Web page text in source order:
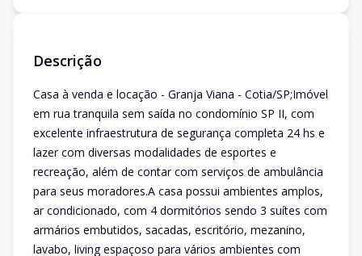
Descrição
Casa à venda e locação - Granja Viana - Cotia/SP;Imóvel
em rua tranquila sem saída no condomínio SP II, com
excelente infraestrutura de segurança completa 24 hs e
lazer com diversas modalidades de esportes e
recreação, além de contar com serviços de ambulância
para seus moradores.A casa possui ambientes amplos,
ar condicionado, com 4 dormitórios sendo 3 suítes com
armários embutidos, sacadas, escritório, mezanino,
lavabo, living espaçoso para vários ambientes com